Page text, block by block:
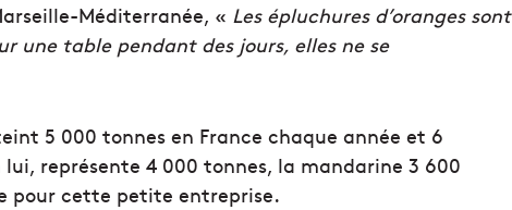
Méditerranée, « Les épluchures d’oranges sont
une table pendant des jours, elles ne se
5 000 tonnes en France chaque année et 6
représente 4 000 tonnes, la mandarine 3 600
pour cette petite entreprise.